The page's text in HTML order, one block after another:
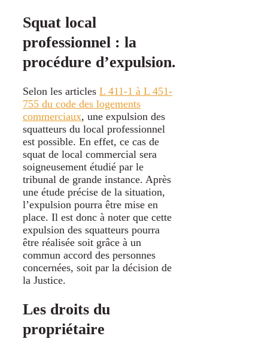
Squat local
professionnel : la
procédure d’expulsion.
Selon les articles L 411-1 à L 451-
755 du code des logements
commerciaux, une expulsion des
squatteurs du local professionnel
est possible. En effet, ce cas de
squat de local commercial sera
soigneusement étudié par le
tribunal de grande instance. Après
une étude précise de la situation,
l’expulsion pourra être mise en
place. Il est donc à noter que cette
expulsion des squatteurs pourra
être réalisée soit grâce à un
commun accord des personnes
concernées, soit par la décision de
la Justice.
Les droits du
propriétaire